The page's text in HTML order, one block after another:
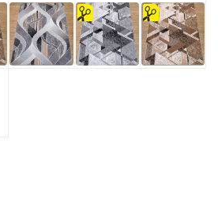
на
отрез
на
отрез